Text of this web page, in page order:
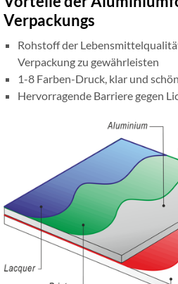
Verpackungs
Rohstoff der
Verpackung zu gewährleisten
1-8 Farben-Druck, klar und schön
Hervorragende Barriere gegen